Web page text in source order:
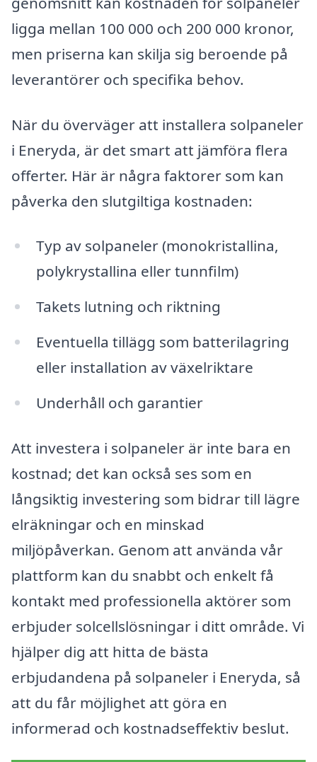
ligga mellan 100 000 och 200 000 kronor,
men priserna kan skilja sig beroende på
leverantörer och specifika behov.
När du överväger att installera solpaneler
i Eneryda, är det smart att jämföra flera
offerter. Här är några faktorer som kan
påverka den slutgiltiga kostnaden:
Typ av solpaneler (monokristallina,
polykrystallina eller tunnfilm)
Takets lutning och riktning
Eventuella tillägg som batterilagring
eller installation av växelriktare
Underhåll och garantier
Att investera i solpaneler är inte bara en
kostnad; det kan också ses som en
långsiktig investering som bidrar till lägre
elräkningar och en minskad
miljöpåverkan. Genom att använda vår
plattform kan du snabbt och enkelt få
kontakt med professionella aktörer som
erbjuder solcellslösningar i ditt område. Vi
hjälper dig att hitta de bästa
erbjudandena på solpaneler i Eneryda, så
att du får möjlighet att göra en
informerad och kostnadseffektiv beslut.